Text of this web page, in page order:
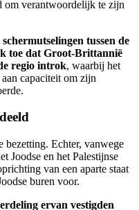
om verantwoordelijk te zijn
tussen de
toe dat Groot-Brittannië
regio introk, waarbij het
capaciteit om zijn
bezetting. Echter, vanwege
Joodse en het Palestijnse
van een aparte staat
buren voor.
ervan vestigden